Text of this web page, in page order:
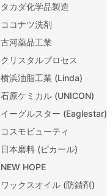
タカダ化学品製造
ココナツ洗剤
古河薬品工業
クリスタルプロセス
横浜油脂工業 (Linda)
石原ケミカル (UNICON)
イーグルスター (Eaglestar)
コスモビューティ
日本磨料 (ピカール)
NEW HOPE
ワックスオイル (防錆剤)